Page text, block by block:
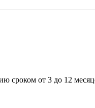
сроком от 3 до 12